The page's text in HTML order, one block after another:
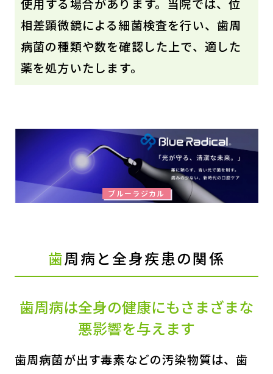
使用する場合があります。当院では、位
相差顕微鏡による細菌検査を行い、歯周
病菌の種類や数を確認した上で、適した
薬を処方いたします。
ブルーラジカル
歯周病と全身疾患の関係
歯周病は全身の健康にもさまざまな
悪影響を与えます
歯周病菌が出す毒素などの汚染物質は、歯